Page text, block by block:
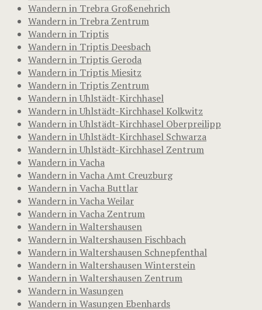
Wandern in Trebra Großenehrich
Wandern in Trebra Zentrum
Wandern in Triptis
Wandern in Triptis Deesbach
Wandern in Triptis Geroda
Wandern in Triptis Miesitz
Wandern in Triptis Zentrum
Wandern in Uhlstädt-Kirchhasel
Wandern in Uhlstädt-Kirchhasel Kolkwitz
Wandern in Uhlstädt-Kirchhasel Oberpreilipp
Wandern in Uhlstädt-Kirchhasel Schwarza
Wandern in Uhlstädt-Kirchhasel Zentrum
Wandern in Vacha
Wandern in Vacha Amt Creuzburg
Wandern in Vacha Buttlar
Wandern in Vacha Weilar
Wandern in Vacha Zentrum
Wandern in Waltershausen
Wandern in Waltershausen Fischbach
Wandern in Waltershausen Schnepfenthal
Wandern in Waltershausen Winterstein
Wandern in Waltershausen Zentrum
Wandern in Wasungen
Wandern in Wasungen Ebenhards